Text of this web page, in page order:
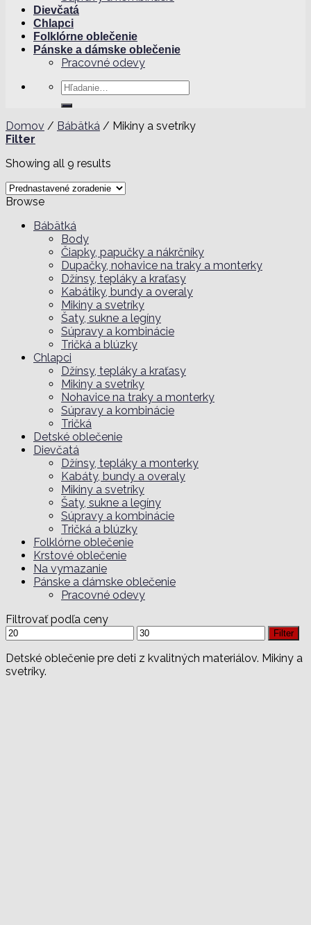
Dievčatá
Chlapci
Folklórne oblečenie
Pánske a dámske oblečenie
Pracovné odevy
Hľadať:
Domov / Bábätká / Mikiny a svetríky
Filter
Showing all 9 results
Browse
Bábätká
Body
Čiapky, papučky a nákrčníky
Dupačky, nohavice na traky a monterky
Džínsy, tepláky a kraťasy
Kabátiky, bundy a overaly
Mikiny a svetríky
Šaty, sukne a legíny
Súpravy a kombinácie
Tričká a blúzky
Chlapci
Džínsy, tepláky a kraťasy
Mikiny a svetríky
Nohavice na traky a monterky
Súpravy a kombinácie
Tričká
Detské oblečenie
Dievčatá
Džínsy, tepláky a monterky
Kabáty, bundy a overaly
Mikiny a svetríky
Šaty, sukne a legíny
Súpravy a kombinácie
Tričká a blúzky
Folklórne oblečenie
Krstové oblečenie
Na vymazanie
Pánske a dámske oblečenie
Pracovné odevy
Filtrovať podľa ceny
Minimálna
cena
Maximálna
cena
Filter
Detské oblečenie pre deti z kvalitných materiálov. Mikiny a
svetríky.